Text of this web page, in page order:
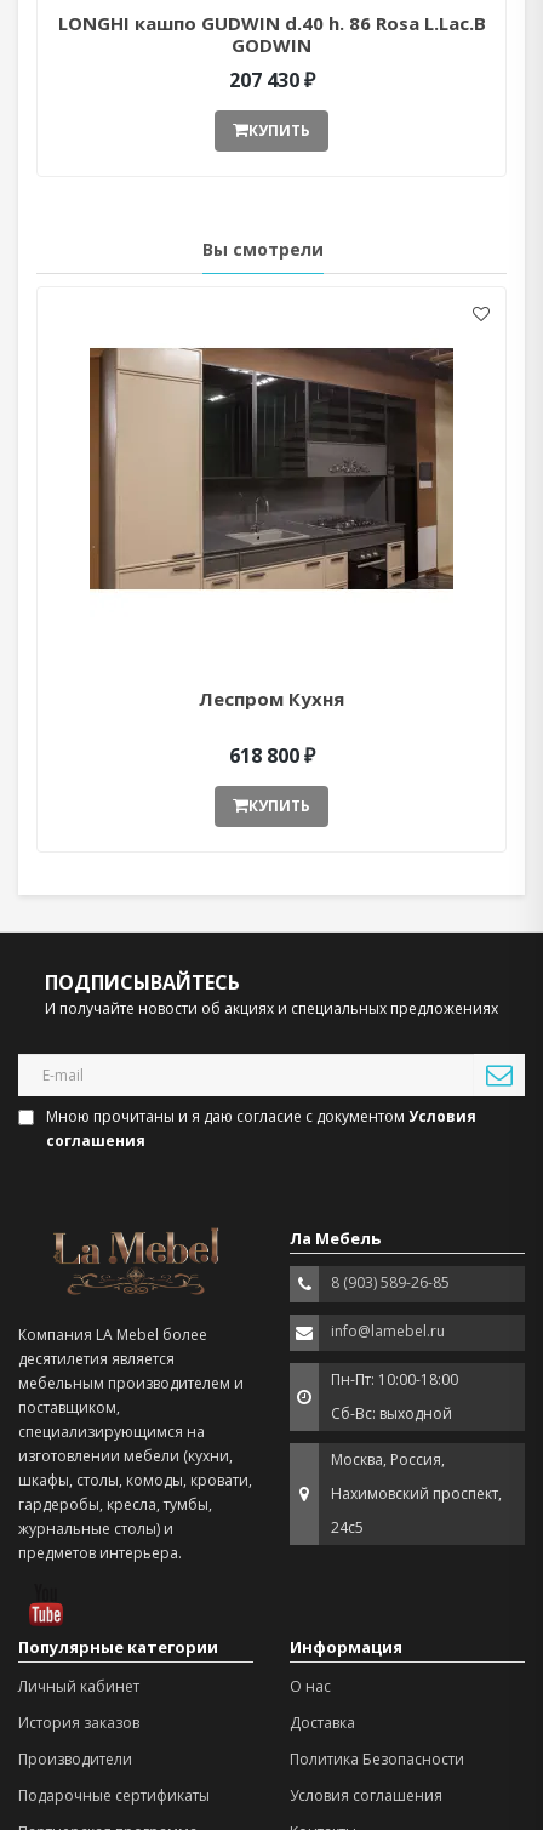
LONGHI кашпо GUDWIN d.40 h. 86 Rosa L.Lac.B
GODWIN
207 430 ₽
КУПИТЬ
Вы смотрели
Леспром Кухня
618 800 ₽
КУПИТЬ
ПОДПИСЫВАЙТЕСЬ
И получайте новости об акциях и специальных предложениях
Мною прочитаны и я даю согласие с документом Условия
соглашения
Компания LA Mebel более
десятилетия является
мебельным производителем и
поставщиком,
специализирующимся на
изготовлении мебели (кухни,
шкафы, столы, комоды, кровати,
гардеробы, кресла, тумбы,
журнальные столы) и
предметов интерьера.
Ла Мебель
8 (903) 589-26-85
info@lamebel.ru
Пн-Пт: 10:00-18:00
Сб-Вс: выходной
Москва, Россия,
Нахимовский проспект,
24с5
Популярные категории
Личный кабинет
История заказов
Производители
Подарочные сертификаты
Информация
О нас
Доставка
Политика Безопасности
Условия соглашения